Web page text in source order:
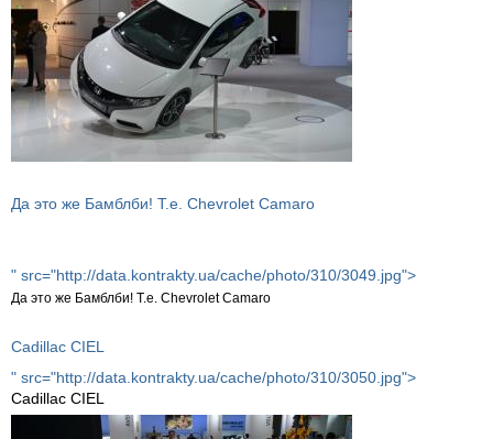
Да это же Бамблби! Т.е. Chevrolet Camaro
" src="http://data.kontrakty.ua/cache/photo/310/3049.jpg">
Да это же Бамблби! Т.е. Chevrolet Camaro
Cadillac CIEL
" src="http://data.kontrakty.ua/cache/photo/310/3050.jpg">
Cadillac CIEL